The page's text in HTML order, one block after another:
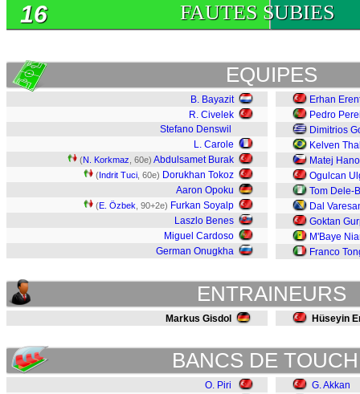
FAUTES SUBIES
16
EQUIPES
B. Bayazit
R. Civelek
Stefano Denswil
L. Carole
(N. Korkmaz , 60e) Abdulsamet Burak
(Indrit Tuci , 60e) Dorukhan Tokoz
Aaron Opoku
(E. Özbek , 90+2e) Furkan Soyalp
Laszlo Benes
Miguel Cardoso
German Onugkha
Erhan
Pedro
Dimitrios
Kelven
Matej
Ogulcan
Tom Dele-
Dal
Goktan
M'Baye
Franco
ENTRAINEURS
Markus Gisdol Hüseyin
BANCS DE
O. Piri
G. Akkan